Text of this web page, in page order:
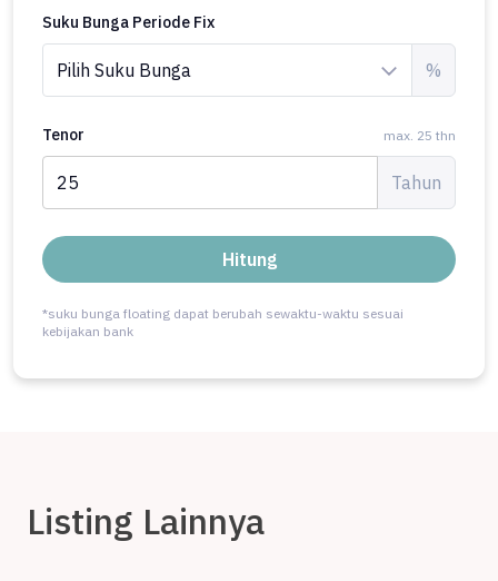
Suku Bunga Periode Fix
%
Tenor max. 25 thn
Tahun
Hitung
*suku bunga floating dapat berubah sewaktu-waktu sesuai
kebijakan bank
Listing Lainnya